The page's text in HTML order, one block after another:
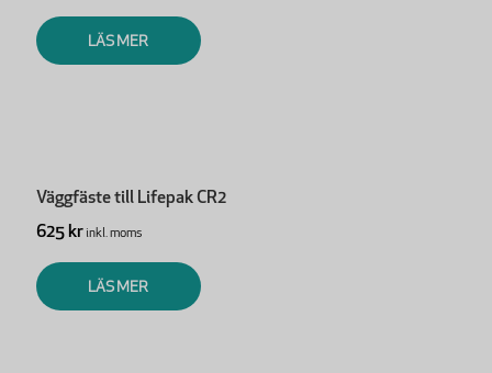
LÄS MER
Väggfäste till Lifepak CR2
625 krinkl. moms
LÄS MER